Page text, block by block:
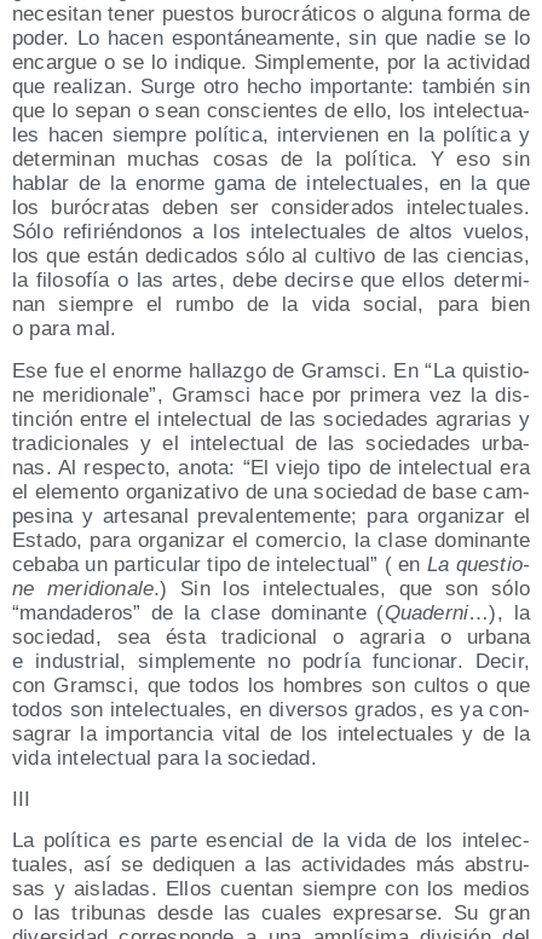
nece­si­tan tener pues­tos buro­crá­ti­cos o algu­na for­ma de
poder. Lo hacen espon­tá­nea­men­te, sin que nadie se lo
encar­gue o se lo indi­que. Sim­ple­men­te, por la acti­vi­dad
que rea­li­zan. Sur­ge otro hecho impor­tan­te: tam­bién sin
que lo sepan o sean cons­cien­tes de ello, los inte­lec­tua­
les hacen siem­pre polí­ti­ca, inter­vie­nen en la polí­ti­ca y
deter­mi­nan muchas cosas de la polí­ti­ca. Y eso sin
hablar de la enor­me gama de inte­lec­tua­les, en la que
los buró­cra­tas deben ser con­si­de­ra­dos inte­lec­tua­les.
Sólo refi­rién­do­nos a los inte­lec­tua­les de altos vue­los,
los que están dedi­ca­dos sólo al cul­ti­vo de las cien­cias,
la filo­so­fía o las artes, debe decir­se que ellos deter­mi­
nan siem­pre el rum­bo de la vida social, para bien
o para mal.
Ese fue el enor­me hallaz­go de Grams­ci. En “La quis­tio­
ne meri­dio­na­le”, Grams­ci hace por pri­me­ra vez la dis­
tin­ción entre el inte­lec­tual de las socie­da­des agra­rias y
tra­di­cio­na­les y el inte­lec­tual de las socie­da­des urba­
nas. Al res­pec­to, ano­ta: “El vie­jo tipo de inte­lec­tual era
el ele­men­to orga­ni­za­ti­vo de una socie­dad de base cam­
pe­si­na y arte­sa­nal pre­va­len­te­men­te; para orga­ni­zar el
Esta­do, para orga­ni­zar el comer­cio, la cla­se domi­nan­te
ceba­ba un par­ti­cu­lar tipo de inte­lec­tual” ( en La ques­tio­
ne meri­dio­na­le.) Sin los inte­lec­tua­les, que son sólo
“man­da­de­ros” de la cla­se domi­nan­te (Qua­der­ni…), la
socie­dad, sea ésta tra­di­cio­nal o agra­ria o urba­na
e indus­trial, sim­ple­men­te no podría fun­cio­nar. Decir,
con Grams­ci, que todos los hom­bres son cul­tos o que
todos son inte­lec­tua­les, en diver­sos gra­dos, es ya con­
sa­grar la impor­tan­cia vital de los inte­lec­tua­les y de la
vida inte­lec­tual para la sociedad.
III
La polí­ti­ca es par­te esen­cial de la vida de los inte­lec­
tua­les, así se dedi­quen a las acti­vi­da­des más abs­tru­
sas y ais­la­das. Ellos cuen­tan siem­pre con los medios
o las tri­bu­nas des­de las cua­les expre­sar­se. Su gran